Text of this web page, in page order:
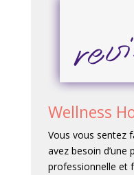
Wellness
Vous vous sentez
avez besoin d’une
professionnelle et